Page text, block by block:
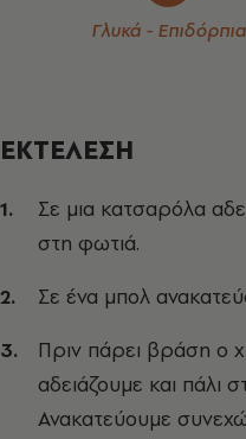
Γλυκά - Επιδόρπια
ΕΚΤΕΛΕΣΗ
Σε μια κατσαρόλα
στη φωτιά.
Σε ένα μπολ
Πριν πάρει βράση ο
αδειάζουμε και πάλι
Ανακατεύουμε